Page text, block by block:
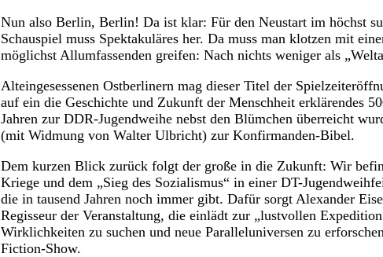
Nun also Berlin, Berlin! Da ist klar: Für den Neustart im höchst
Schauspiel muss Spektakuläres her. Da muss man klotzen mit
möglichst Allumfassenden greifen: Nach nichts weniger als
Alteingesessenen Ostberlinern mag dieser Titel der
auf ein die Geschichte und Zukunft der Menschheit erklärendes
Jahren zur DDR-Jugendweihe nebst den Blümchen überreicht
(mit Widmung von Walter Ulbricht) zur Konfirmanden-Bibel.
Dem kurzen Blick zurück folgt der große in die Zukunft: Wir
Kriege und dem „Sieg des Sozialismus“ in einer DT-
die in tausend Jahren noch immer gibt. Dafür sorgt Alexander
Regisseur der Veranstaltung, die einlädt zur „lustvollen
Wirklichkeiten zu suchen und neue Paralleluniversen zu
Fiction-Show.